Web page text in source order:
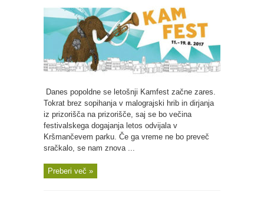
Danes popoldne se letošnji Kamfest začne zares.
Tokrat brez sopihanja v malograjski hrib in dirjanja
iz prizorišča na prizorišče, saj se bo večina
festivalskega dogajanja letos odvijala v
Kršmančevem parku. Če ga vreme ne bo preveč
sračkalo, se nam znova ...
Preberi več »